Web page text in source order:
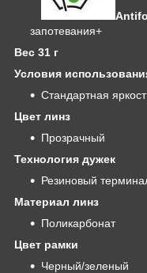
запотевания+
Вес 31 г
Условия
Стандартная
Цвет линз
Прозрачный
Технология дужек
Резиновый
Материал линз
Поликарбонат
Цвет рамки
Черный/зеленый